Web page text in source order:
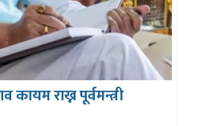
कायम राख्न पूर्वमन्त्री